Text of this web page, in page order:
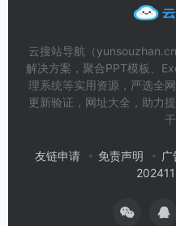
云搜站导航（
解决方案，聚合PPT模板、
理系统等实用资源，严选全
更新验证，网址大全，助力
友链申请 免责声明